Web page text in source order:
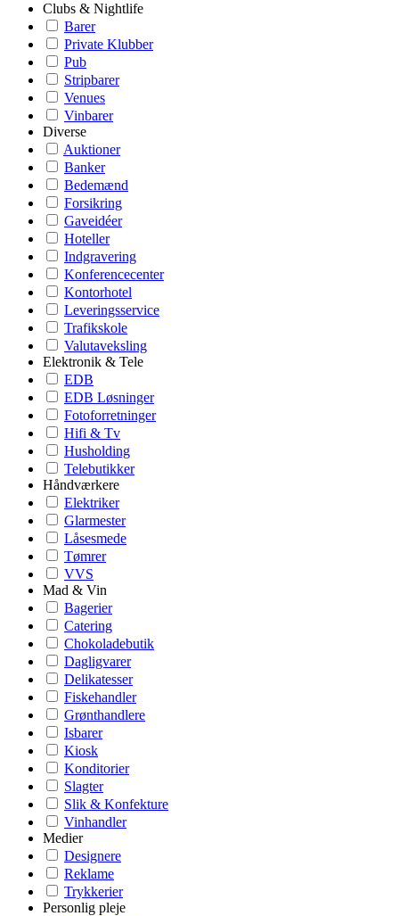
Clubs & Nightlife
Barer
Private Klubber
Pub
Stripbarer
Venues
Vinbarer
Diverse
Auktioner
Banker
Bedemænd
Forsikring
Gaveidéer
Hoteller
Indgravering
Konferencecenter
Kontorhotel
Leveringsservice
Trafikskole
Valutaveksling
Elektronik & Tele
EDB
EDB Løsninger
Fotoforretninger
Hifi & Tv
Husholding
Telebutikker
Håndværkere
Elektriker
Glarmester
Låsesmede
Tømrer
VVS
Mad & Vin
Bagerier
Catering
Chokoladebutik
Dagligvarer
Delikatesser
Fiskehandler
Grønthandlere
Isbarer
Kiosk
Konditorier
Slagter
Slik & Konfekture
Vinhandler
Medier
Designere
Reklame
Trykkerier
Personlig pleje